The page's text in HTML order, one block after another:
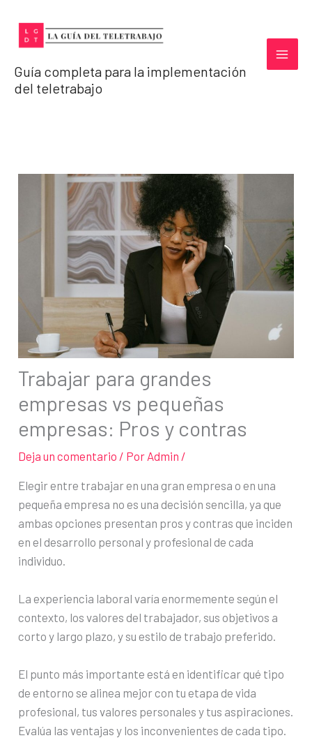
contenido
Guía completa para la implementación
del teletrabajo
Trabajar para grandes
empresas vs pequeñas
empresas: Pros y contras
Deja un comentario / Por Admin /
Elegir entre trabajar en una gran empresa o en una
pequeña empresa no es una decisión sencilla, ya que
ambas opciones presentan pros y contras que inciden
en el desarrollo personal y profesional de cada
individuo.
La experiencia laboral varía enormemente según el
contexto, los valores del trabajador, sus objetivos a
corto y largo plazo, y su estilo de trabajo preferido.
El punto más importante está en identificar qué tipo
de entorno se alinea mejor con tu etapa de vida
profesional, tus valores personales y tus aspiraciones.
Evalúa las ventajas y los inconvenientes de cada tipo.